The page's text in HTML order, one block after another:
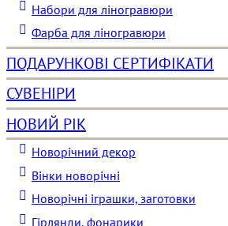
Набори для ліногравюри
Фарба для ліногравюри
ПОДАРУНКОВІ СЕРТИФІКАТИ
СУВЕНІРИ
НОВИЙ РІК
Новорічний декор
Вінки новорічні
Новорічні іграшки, заготовки
Гірлянди, фонарики